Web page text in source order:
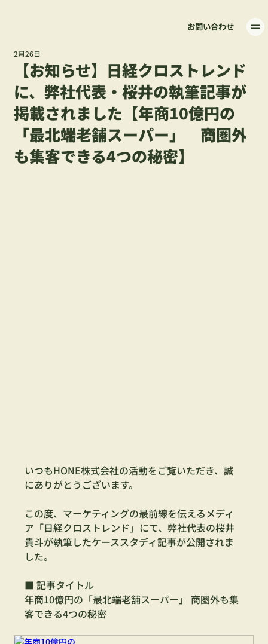
お問い合わせ
【お知らせ】日経クロストレンド
に、弊社代表・桜井の執筆記事が
掲載されました【年商10億円の
「最北端老舗スーパー」 商圏外
も集客できる4つの秘密】
2月26日
いつもHONE株式会社の活動をご覧いただき、誠
にありがとうございます。
この度、マーケティングの最前線を伝えるメディ
ア「日経クロストレンド」にて、弊社代表の桜井
貴斗が執筆したケーススタディ記事が公開されま
した。
■ 記事タイトル
年商10億円の「最北端老舗スーパー」 商圏外も集
客できる4つの秘密